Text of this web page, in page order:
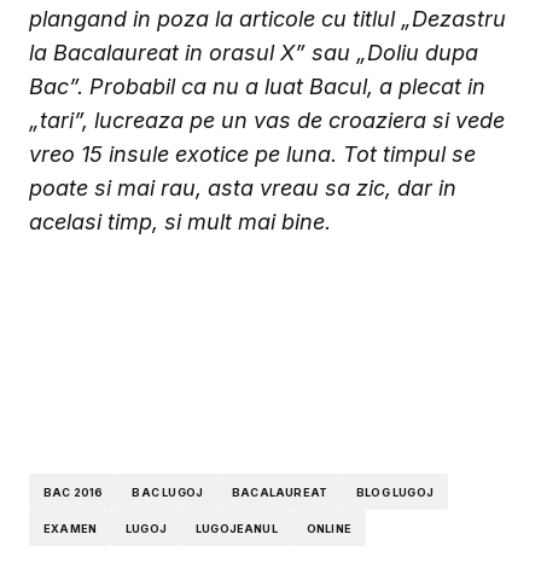
plangand in poza la articole cu titlul „Dezastru
la Bacalaureat in orasul X” sau „Doliu dupa
Bac”. Probabil ca nu a luat Bacul, a plecat in
„tari”, lucreaza pe un vas de croaziera si vede
vreo 15 insule exotice pe luna. Tot timpul se
poate si mai rau, asta vreau sa zic, dar in
acelasi timp, si mult mai bine.
BAC 2016 BAC LUGOJ BACALAUREAT BLOG LUGOJ
EXAMEN LUGOJ LUGOJEANUL ONLINE